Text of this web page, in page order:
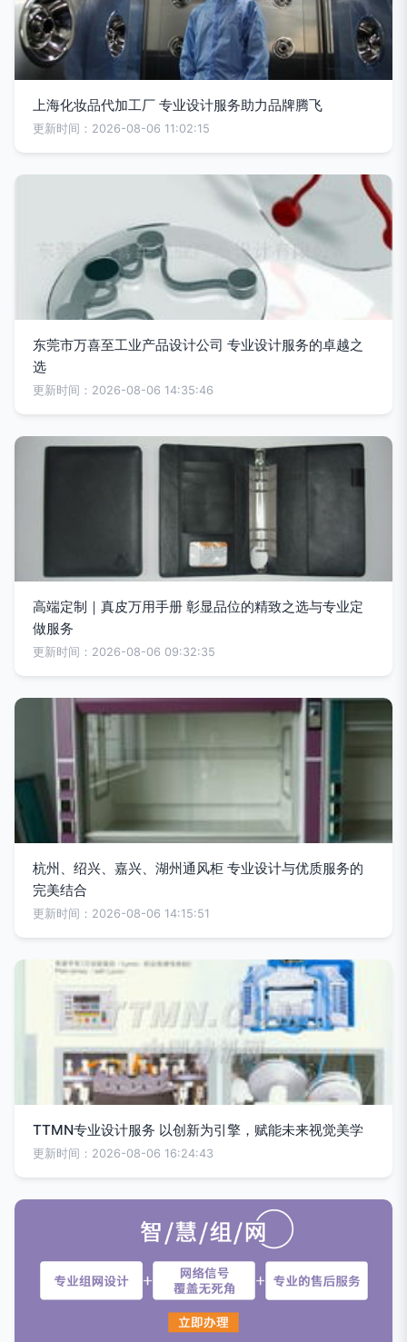
上海化妆品代加工厂 专业设计服务助力品牌腾飞
更新时间：2026-08-06 11:02:15
东莞市万喜至工业产品设计公司 专业设计服务的卓越之
选
更新时间：2026-08-06 14:35:46
高端定制｜真皮万用手册 彰显品位的精致之选与专业定
做服务
更新时间：2026-08-06 09:32:35
杭州、绍兴、嘉兴、湖州通风柜 专业设计与优质服务的
完美结合
更新时间：2026-08-06 14:15:51
TTMN专业设计服务 以创新为引擎，赋能未来视觉美学
更新时间：2026-08-06 16:24:43